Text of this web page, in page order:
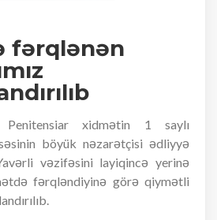
fərqlənən
xidmətin 1 saylı
böyük nəzarətçisi ədliyyə
vəzifəsini layiqincə yerinə
fərqləndiyinə görə qiymətli